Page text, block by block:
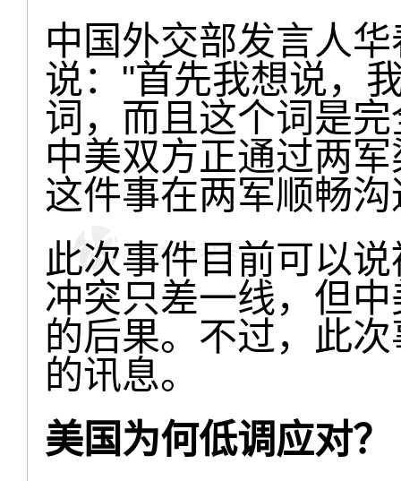
中国外交部发言人
说："首先我想说，
词，而且这个词是
中美双方正通过两
这件事在两军顺畅
此次事件目前可以
冲突只差一线，但
的后果。不过，此
的讯息。
美国为何低调应对？